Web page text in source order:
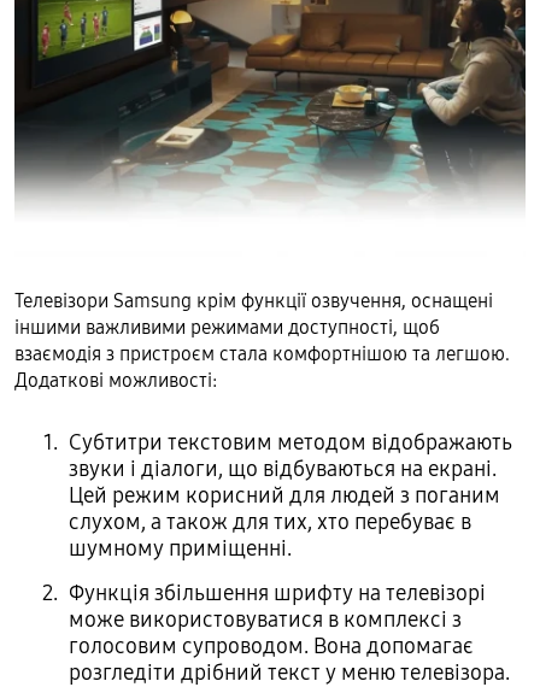
Телевізори Samsung крім функції озвучення, оснащені
іншими важливими режимами доступності, щоб
взаємодія з пристроєм стала комфортнішою та легшою.
Додаткові можливості:
Субтитри текстовим методом відображають
звуки і діалоги, що відбуваються на екрані.
Цей режим корисний для людей з поганим
слухом, а також для тих, хто перебуває в
шумному приміщенні.
Функція збільшення шрифту на телевізорі
може використовуватися в комплексі з
голосовим супроводом. Вона допомагає
розгледіти дрібний текст у меню телевізора.